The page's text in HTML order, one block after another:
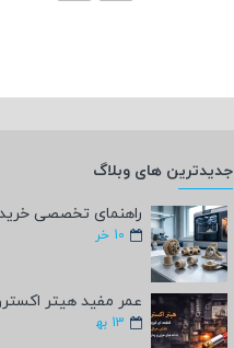
جدیدترین های وبلاگ
10 خر
13 به‍